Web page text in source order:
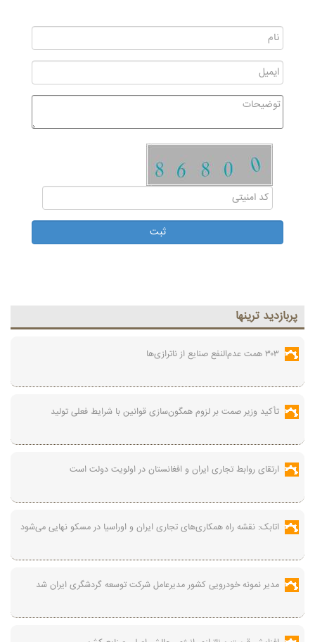
پربازديد ترينها
۳۰۳ همت عدم‌النفع صنایع از ناترازی‌ها
تأکید وزیر صمت بر لزوم همگون‌سازی قوانین با شرایط فعلی تولید
ارتقای روابط تجاری ایران و افغانستان در اولویت دولت است
اتابک: نقشه راه همکاری‌های تجاری ایران و اوراسیا در مسکو نهایی می‌شود
مدیر نمونه خودرویی کشور مدیرعامل شرکت توسعه گردشگری ایران شد